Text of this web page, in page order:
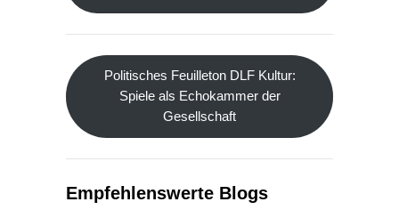
Politisches Feuilleton DLF Kultur:
Spiele als Echokammer der
Gesellschaft
Empfehlenswerte Blogs